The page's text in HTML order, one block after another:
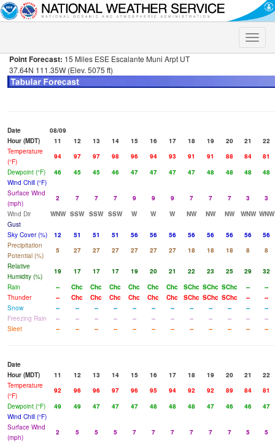
Toggle
Point Forecast: 15 Miles ESE Escalante Muni Arpt UT
37.64N 111.35W (Elev. 5075 ft)
Date
08/09
Hour (MDT)
11 12 13 14 15 16 17 18 19 20 21
22
Temperature
(°F)
94 97 97 98 96 94 93 91 91 88 84
81
Dewpoint (°F)
46 45 45 46 47 47 47 47 48 48 48
48
Wind Chill (°F)
Surface Wind
(mph)
2 7 7 7 9 9 9 7 7 7 3
3
Wind Dir
WNW SSW SSW SSW W W W NW NW NW WNW WNW
Gust
Sky Cover (%)
12 51 51 51 56 56 56 56 56 56 56
56
Precipitation
Potential (%)
5 27 27 27 27 27 27 18 18 18 8
8
Relative
Humidity (%)
19 17 17 17 19 20 21 22 23 25 29
32
Rain
-- Chc Chc Chc Chc Chc Chc SChc SChc SChc --
--
Thunder
-- Chc Chc Chc Chc Chc Chc SChc SChc SChc --
--
Snow
-- -- -- -- -- -- -- -- -- -- --
--
Freezing Rain
-- -- -- -- -- -- -- -- -- -- --
--
Sleet
-- -- -- -- -- -- -- -- -- -- -- --
Date
Hour (MDT)
11 12 13 14 15 16 17 18 19 20 21
22
Temperature
(°F)
92 96 96 97 96 95 94 92 92 89 84
81
Dewpoint (°F)
49 49 47 47 47 48 48 48 47 46 46
47
Wind Chill (°F)
Surface Wind
(mph)
2 5 5 5 7 7 7 7 7 7 5
5